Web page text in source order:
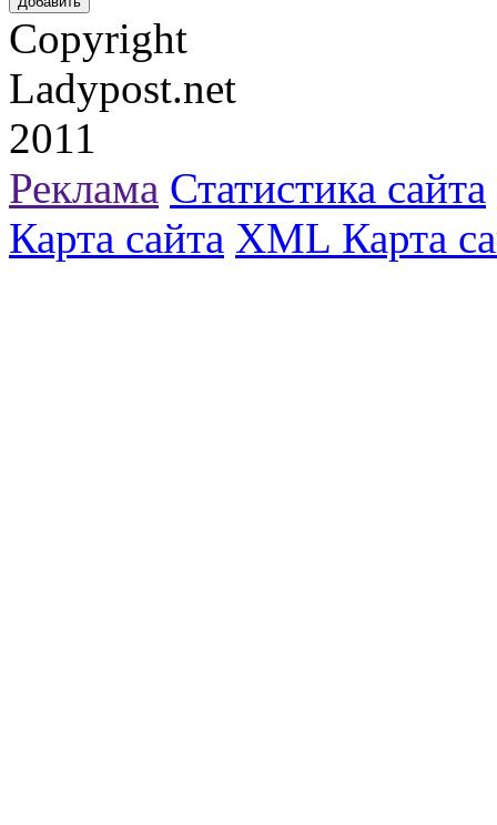
Copyright
Ladypost.net
2011
Реклама Статистика сайта
Карта сайта XML Карта